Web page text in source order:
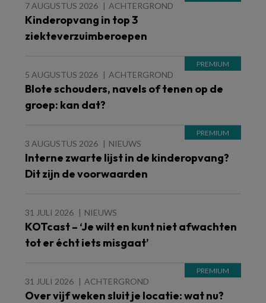
7 AUGUSTUS 2026 ACHTERGROND
Kinderopvang in top 3
ziekteverzuimberoepen
5 AUGUSTUS 2026 ACHTERGROND
Blote schouders, navels of tenen op de
groep: kan dat?
3 AUGUSTUS 2026 NIEUWS
Interne zwarte lijst in de kinderopvang?
Dit zijn de voorwaarden
31 JULI 2026 NIEUWS
KOTcast – ‘Je wilt en kunt niet afwachten
tot er écht iets misgaat’
31 JULI 2026 ACHTERGROND
Over vijf weken sluit je locatie: wat nu?